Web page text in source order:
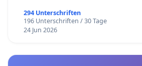
294 Unterschriften
196 Unterschriften / 30 Tage
24 Jun 2026